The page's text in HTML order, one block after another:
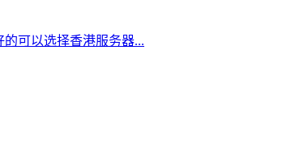
可以选择香港服务器...